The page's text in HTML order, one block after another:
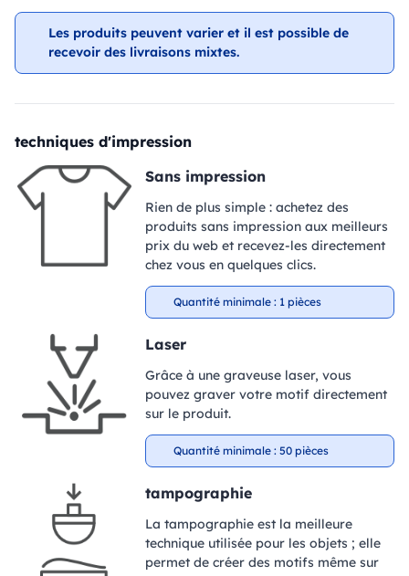
Les produits peuvent varier et il est possible de
recevoir des livraisons mixtes.
techniques d'impression
Sans impression
Rien de plus simple : achetez des
produits sans impression aux meilleurs
prix du web et recevez-les directement
chez vous en quelques clics.
Quantité minimale : 1 pièces
Laser
Grâce à une graveuse laser, vous
pouvez graver votre motif directement
sur le produit.
Quantité minimale : 50 pièces
tampographie
La tampographie est la meilleure
technique utilisée pour les objets ; elle
permet de créer des motifs même sur